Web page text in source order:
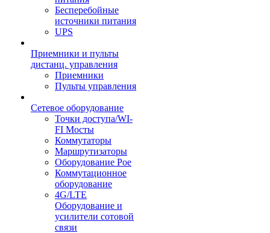
Бесперебойные
источники питания
UPS
Приемники и пульты
дистанц. управления
Приемники
Пульты управления
Сетевое оборудование
Точки доступа/WI-
FI Мосты
Коммутаторы
Маршрутизаторы
Оборудование Poe
Коммутационное
оборудование
4G/LTE
Оборудование и
усилители сотовой
связи